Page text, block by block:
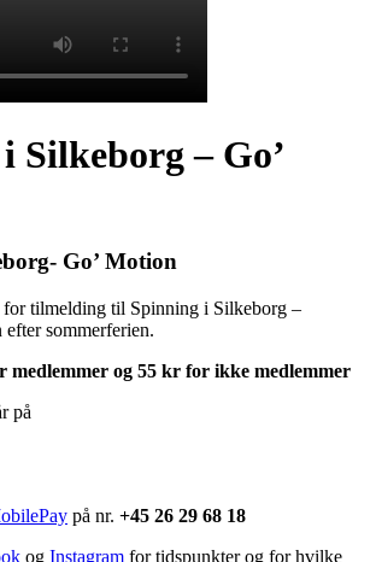
Silkeborg – Go’
Go’ Motion
for tilmelding til Spinning i Silkeborg –
efter sommerferien.
medlemmer og 55 kr for ikke medlemmer
på
på nr. +45 26 29 68 18
og Instagram for tidspunkter og for hvilke